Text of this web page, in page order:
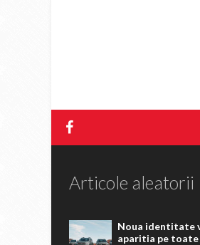
Articole aleatorii
Noua identitate
aparitia pe toate